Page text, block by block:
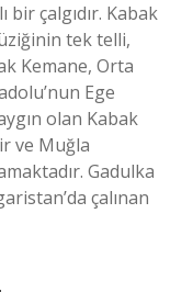
bir çalgıdır. Kabak
tek telli,
Kemane, Orta
Ege
olan Kabak
ve Muğla
Gadulka
çalınan